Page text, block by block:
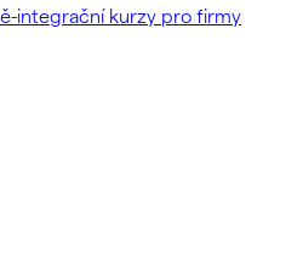
integrační kurzy pro firmy